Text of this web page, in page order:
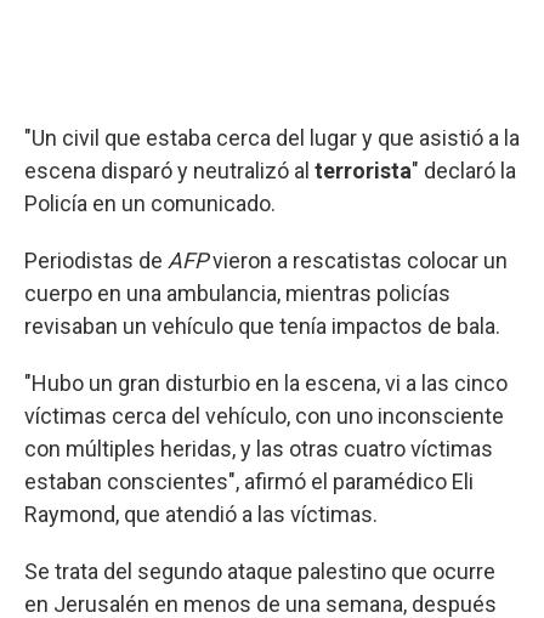
"Un civil que estaba cerca del lugar y que asistió a la
escena disparó y neutralizó al terrorista" declaró la
Policía en un comunicado.
Periodistas de AFPvieron a rescatistas colocar un
cuerpo en una ambulancia, mientras policías
revisaban un vehículo que tenía impactos de bala.
"Hubo un gran disturbio en la escena, vi a las cinco
víctimas cerca del vehículo, con uno inconsciente
con múltiples heridas, y las otras cuatro víctimas
estaban conscientes", afirmó el paramédico Eli
Raymond, que atendió a las víctimas.
Se trata del segundo ataque palestino que ocurre
en Jerusalén en menos de una semana, después